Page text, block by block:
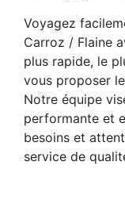
Voyagez
Carroz / Flaine
plus rapide, le
vous proposer
Notre équipe
performante et
besoins et
service de